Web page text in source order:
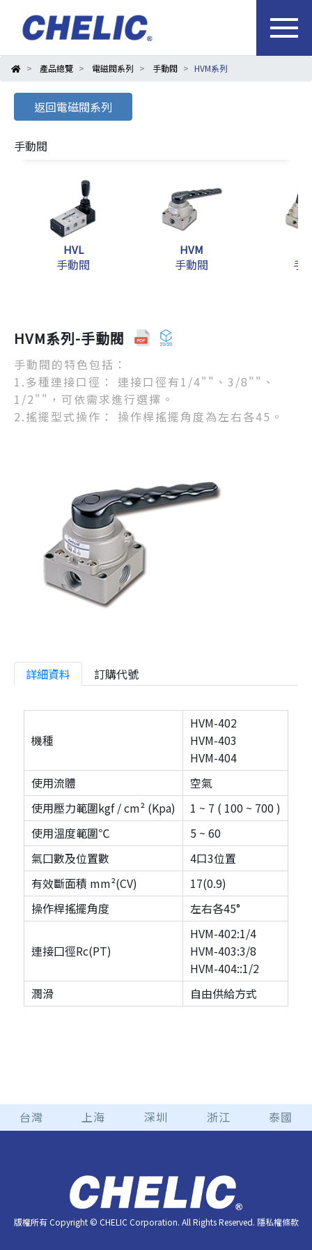
產品總覽 電磁閥系列 手動閥 HVM系列
返回電磁閥系列
手動閥
HVL
手動閥
HVM
手動閥 手
HVM系列-手動閥
手動閥的特色包括：
1.多種連接口徑： 連接口徑有1/4""、3/8""、
1/2""，可依需求進行選擇。
2.搖擺型式操作： 操作桿搖擺角度為左右各45。
詳細資料 訂購代號
機種
HVM-402
HVM-403
HVM-404
使用流體
空氣
使用壓力範圍kgf / cm² (Kpa)
1 ~ 7 ( 100 ~ 700 )
使用溫度範圍℃
5 ~ 60
氣囗數及位置數
4口3位置
有效斷面積 mm²(CV)
17(0.9)
操作桿搖擺角度
左右各45°
連接囗徑Rc(PT)
HVM-402:1/4
HVM-403:3/8
HVM-404::1/2
潤滑
自由供給方式
台灣 上海 深圳 浙江 泰國
版權所有 Copyright © CHELIC Corporation. All Rights Reserved. 隱私權條款